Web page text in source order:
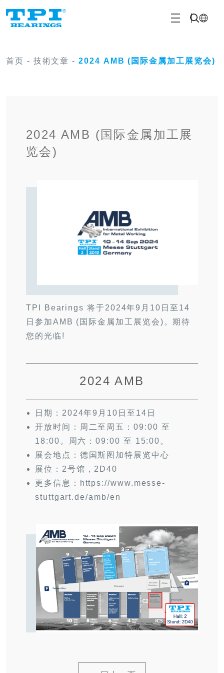
首页 - 技術文章 -2024 AMB (国际金属加工展览会)
2024 AMB (国际金属加工展
览会)
TPI Bearings 将于2024年9月10日至14
日参加AMB (国际金属加工展览会)。期待
您的光临!
2024 AMB
日期：2024年9月10日至14日
开放时间：周二至周五：09:00 至
18:00。周六：09:00 至 15:00。
展会地点：德国斯图加特展览中心
展位：2号馆，2D40
更多信息：
https://www.messe-
stuttgart.de/amb/en